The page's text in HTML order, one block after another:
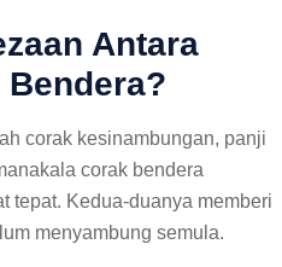
Antara
corak kesinambungan, panji
corak bendera
tepat. Kedua-duanya memberi
menyambung semula.